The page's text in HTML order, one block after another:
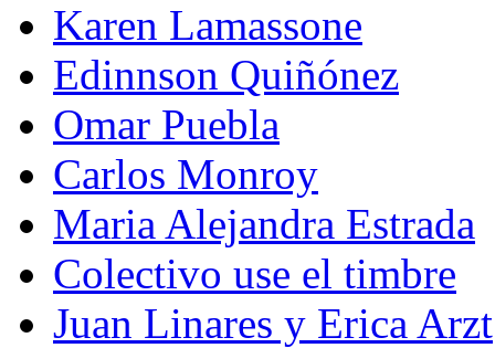
Karen Lamassone
Edinnson Quiñónez
Omar Puebla
Carlos Monroy
Maria Alejandra Estrada
Colectivo use el timbre
Juan Linares y Erica Arzt